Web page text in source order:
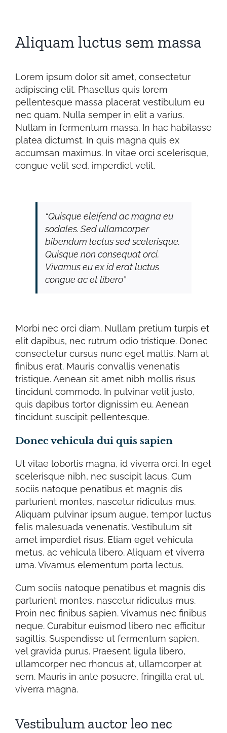
Larger
Image
Aliquam luctus sem massa
Lorem ipsum dolor sit amet, consectetur
adipiscing elit. Phasellus quis lorem
pellentesque massa placerat vestibulum eu
nec quam. Nulla semper in elit a varius.
Nullam in fermentum massa. In hac habitasse
platea dictumst. In quis magna quis ex
accumsan maximus. In vitae orci scelerisque,
congue velit sed, imperdiet velit.
“Quisque eleifend ac magna eu
sodales. Sed ullamcorper
bibendum lectus sed scelerisque.
Quisque non consequat orci.
Vivamus eu ex id erat luctus
congue ac et libero”
Morbi nec orci diam. Nullam pretium turpis et
elit dapibus, nec rutrum odio tristique. Donec
consectetur cursus nunc eget mattis. Nam at
finibus erat. Mauris convallis venenatis
tristique. Aenean sit amet nibh mollis risus
tincidunt commodo. In pulvinar velit justo,
quis dapibus tortor dignissim eu. Aenean
tincidunt suscipit pellentesque.
Donec vehicula dui quis sapien
Ut vitae lobortis magna, id viverra orci. In eget
scelerisque nibh, nec suscipit lacus. Cum
sociis natoque penatibus et magnis dis
parturient montes, nascetur ridiculus mus.
Aliquam pulvinar ipsum augue, tempor luctus
felis malesuada venenatis. Vestibulum sit
amet imperdiet risus. Etiam eget vehicula
metus, ac vehicula libero. Aliquam et viverra
urna. Vivamus elementum porta lectus.
Cum sociis natoque penatibus et magnis dis
parturient montes, nascetur ridiculus mus.
Proin nec finibus sapien. Vivamus nec finibus
neque. Curabitur euismod libero nec efficitur
sagittis. Suspendisse ut fermentum sapien,
vel gravida purus. Praesent ligula libero,
ullamcorper nec rhoncus at, ullamcorper at
sem. Mauris in ante posuere, fringilla erat ut,
viverra magna.
Vestibulum auctor leo nec